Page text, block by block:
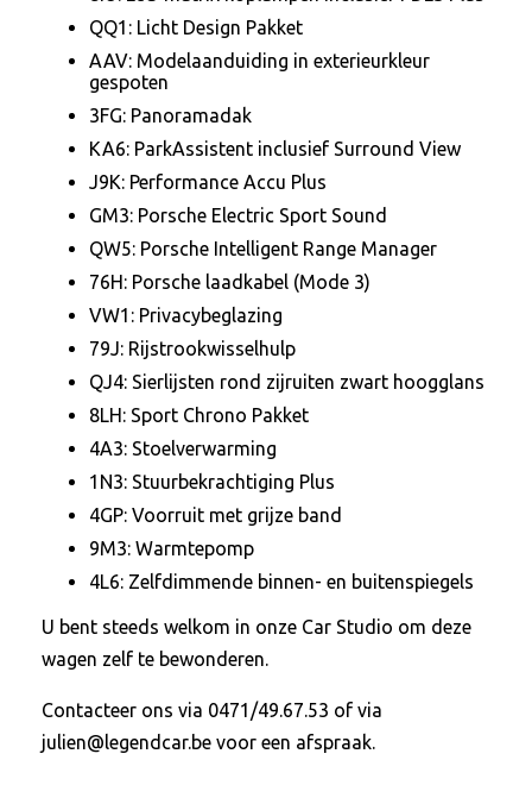
QQ1: Licht Design Pakket
AAV: Modelaanduiding in exterieurkleur
gespoten
3FG: Panoramadak
KA6: ParkAssistent inclusief Surround View
J9K: Performance Accu Plus
GM3: Porsche Electric Sport Sound
QW5: Porsche Intelligent Range Manager
76H: Porsche laadkabel (Mode 3)
VW1: Privacybeglazing
79J: Rijstrookwisselhulp
QJ4: Sierlijsten rond zijruiten zwart hoogglans
8LH: Sport Chrono Pakket
4A3: Stoelverwarming
1N3: Stuurbekrachtiging Plus
4GP: Voorruit met grijze band
9M3: Warmtepomp
4L6: Zelfdimmende binnen- en buitenspiegels
U bent steeds welkom in onze Car Studio om deze
wagen zelf te bewonderen.
Contacteer ons via 0471/49.67.53 of via
julien@legendcar.be voor een afspraak.